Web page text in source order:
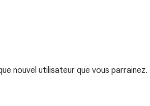
nouvel utilisateur que vous parrainez.